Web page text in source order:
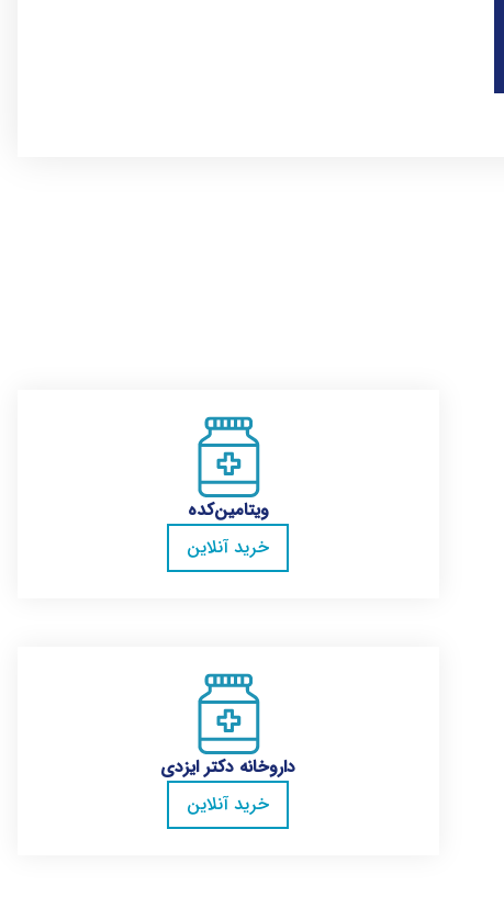
ویتامین‌کده
خرید آنلاین
داروخانه دکتر ایزدی
خرید آنلاین